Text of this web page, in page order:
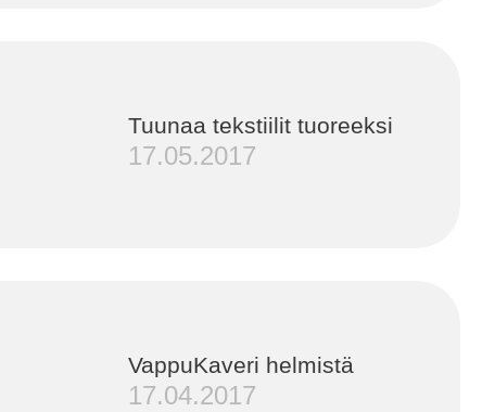
Tuunaa tekstiilit tuoreeksi
17.05.2017
VappuKaveri helmistä
17.04.2017